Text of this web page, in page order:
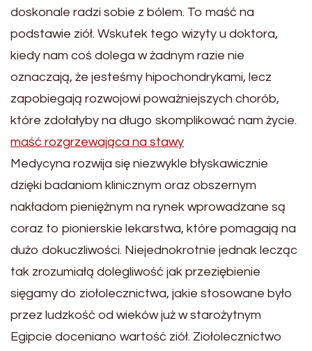
doskonale radzi sobie z bólem. To maść na
podstawie ziół. Wskutek tego wizyty u doktora,
kiedy nam coś dolega w żadnym razie nie
oznaczają, że jesteśmy hipochondrykami, lecz
zapobiegają rozwojowi poważniejszych chorób,
które zdołałyby na długo skomplikować nam życie.
maść rozgrzewająca na stawy
Medycyna rozwija się niezwykle błyskawicznie
dzięki badaniom klinicznym oraz obszernym
nakładom pieniężnym na rynek wprowadzane są
coraz to pionierskie lekarstwa, które pomagają na
dużo dokuczliwości. Niejednokrotnie jednak lecząc
tak zrozumiałą dolegliwość jak przeziębienie
sięgamy do ziołolecznictwa, jakie stosowane było
przez ludzkość od wieków już w starożytnym
Egipcie doceniano wartość ziół. Ziołolecznictwo